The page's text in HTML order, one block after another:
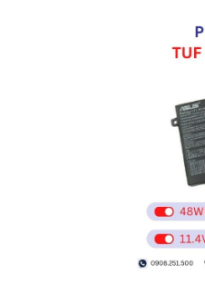
Ổ cứng SSD
Dịch vụ thay
hãng, uy tín
Thay sạc
Thay màn
Quạt Laptop